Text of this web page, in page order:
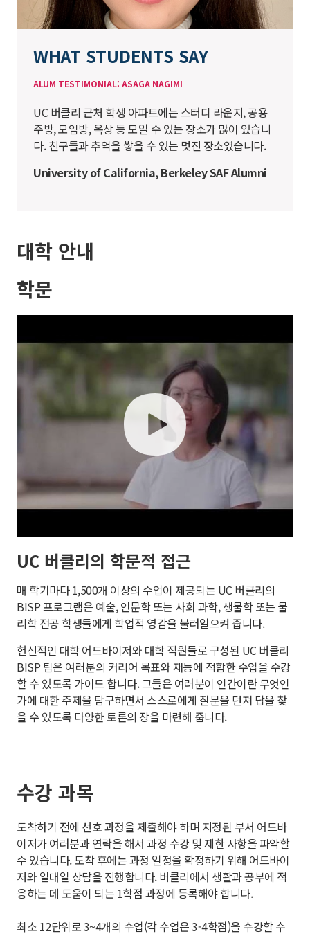
WHAT STUDENTS SAY
ALUM TESTIMONIAL: ASAGA NAGIMI
UC 버클리 근처 학생 아파트에는 스터디 라운지, 공용
주방, 모임방, 옥상 등 모일 수 있는 장소가 많이 있습니
다. 친구들과 추억을 쌓을 수 있는 멋진 장소였습니다.
University of California, Berkeley SAF Alumni
대학 안내
학문
play
UC 버클리의 학문적 접근
매 학기마다 1,500개 이상의 수업이 제공되는 UC 버클리의
BISP 프로그램은 예술, 인문학 또는 사회 과학, 생물학 또는 물
리학 전공 학생들에게 학업적 영감을 불러일으켜 줍니다.
헌신적인 대학 어드바이저와 대학 직원들로 구성된 UC 버클리
BISP 팀은 여러분의 커리어 목표와 재능에 적합한 수업을 수강
할 수 있도록 가이드 합니다. 그들은 여러분이 인간이란 무엇인
가에 대한 주제을 탐구하면서 스스로에게 질문을 던져 답을 찾
을 수 있도록 다양한 토론의 장을 마련해 줍니다.
수강 과목
도착하기 전에 선호 과정을 제출해야 하며 지정된 부서 어드바
이저가 여러분과 연락을 해서 과정 수강 및 제한 사항을 파악할
수 있습니다. 도착 후에는 과정 일정을 확정하기 위해 어드바이
저와 일대일 상담을 진행합니다. 버클리에서 생활과 공부에 적
응하는 데 도움이 되는 1학점 과정에 등록해야 합니다.
최소 12단위로 3~4개의 수업(각 수업은 3-4학점)을 수강할 수